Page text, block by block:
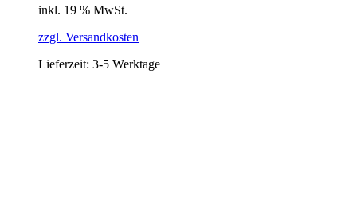
inkl. 19 % MwSt.
zzgl. Versandkosten
Lieferzeit: 3-5 Werktage